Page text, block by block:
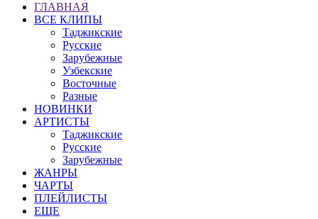
ГЛАВНАЯ
ВСЕ КЛИПЫ
Таджикские
Русские
Зарубежные
Узбекские
Восточные
Разные
НОВИНКИ
АРТИСТЫ
Таджикские
Русские
Зарубежные
ЖАНРЫ
ЧАРТЫ
ПЛЕЙЛИСТЫ
ЕЩЕ